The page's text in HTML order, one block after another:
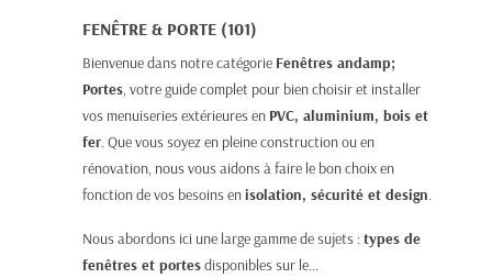
FENÊTRE & PORTE (101)
Bienvenue dans notre catégorie Fenêtres andamp;
Portes, votre guide complet pour bien choisir et installer
vos menuiseries extérieures en PVC, aluminium, bois et
fer. Que vous soyez en pleine construction ou en
rénovation, nous vous aidons à faire le bon choix en
fonction de vos besoins enisolation, sécurité et design.
Nous abordons ici une large gamme de sujets :types de
fenêtres et portesdisponibles sur le...